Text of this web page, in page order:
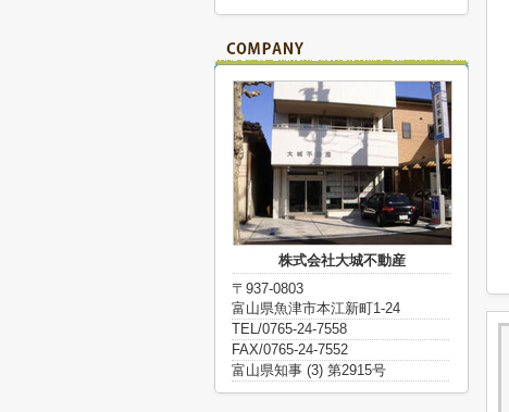
株式会社大城不動産
〒937-0803
富山県魚津市本江新町1-24
TEL/0765-24-7558
FAX/0765-24-7552
富山県知事 (3) 第2915号